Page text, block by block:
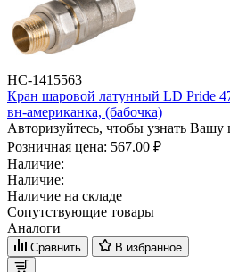
НС-1415563
Кран шаровой латунный LD Pride
вн-американка, (бабочка)
Авторизуйтесь, чтобы узнать Вашу
Розничная цена: 567.00 ₽
Наличие:
Наличие:
Наличие на складе
Сопутствующие товары
Аналоги
Сравнить В избранное